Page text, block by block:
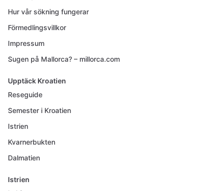
Hur vår sökning fungerar
Förmedlingsvillkor
Impressum
Sugen på Mallorca? – millorca.com
Upptäck Kroatien
Reseguide
Semester i Kroatien
Istrien
Kvarnerbukten
Dalmatien
Istrien